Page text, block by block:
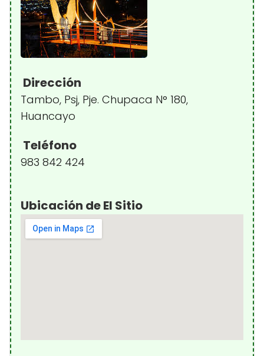
Dirección
Tambo, Psj, Pje. Chupaca N° 180,
Huancayo
Teléfono
983 842 424
Ubicación de El Sitio